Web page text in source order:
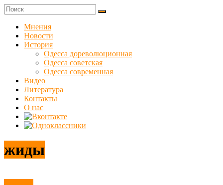
Skip
to
content
Куликовец
Сайт
одесского
сопротивления
Мнения
Новости
История
Одесса дореволюционная
Одесса советская
Одесса современная
Видео
Литература
Контакты
О нас
жиды